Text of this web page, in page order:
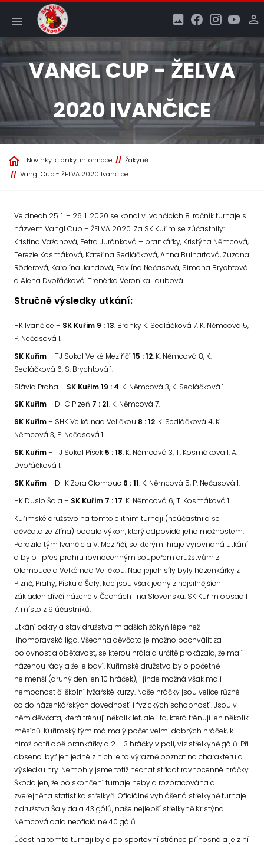
VANGL CUP - ŽELVA
2020 IVANČICE
Novinky, články, informace
Žákyně
Vangl Cup - ŽELVA 2020 Ivančice
Ve dnech 25. 1. – 26. 1. 2020 se konal v Ivančicích 8. ročník turnaje s
názvem Vangl Cup – ŽELVA 2020. Za SK Kuřim se zúčastnily:
Kristina Važanová, Petra Juránková – brankářky, Kristýna Němcová,
Terezie Kosmáková, Kateřina Sedláčková, Anna Bulhartová, Zuzana
Röderová, Karolína Jandová, Pavlína Nečasová, Simona Brychtová
a Alena Dvořáčková. Trenérka Veronika Laubová.
Stručně výsledky utkání:
HK Ivančice – SK Kuřim 9 : 13. Branky K. Sedláčková 7, K. Němcová 5,
P. Nečasová 1.
SK Kuřim– TJ Sokol Velké Meziříčí15 : 12. K. Němcová 8, K.
Sedláčková 6, S. Brychtová 1.
Slávia Praha – SK Kuřim 19 : 4. K. Němcová 3, K. Sedláčková 1.
SK Kuřim– DHC Plzeň 7 : 21. K. Němcová 7.
SK Kuřim– SHK Velká nad Veličkou 8 : 12. K. Sedláčková 4, K.
Němcová 3, P. Nečasová 1.
SK Kuřim– TJ Sokol Písek 5 : 18. K. Němcová 3, T. Kosmáková 1, A.
Dvořáčková 1.
SK Kuřim– DHK Zora Olomouc 6 : 11. K. Němcová 5, P. Nečasová 1.
HK Duslo Šala – SK Kuřim 7 : 17. K. Němcová 6, T. Kosmáková 1.
Kuřimské družstvo na tomto elitním turnaji (neúčastnila se
děvčata ze Zlína) podalo výkon, který odpovídá jeho možnostem.
Porazilo tým Ivančic a V. Meziříčí, se kterými hraje vyrovnaná utkání
a bylo i přes prohru rovnocenným soupeřem družstvům z
Olomouce a Velké nad Veličkou. Nad jejich síly byly házenkářky z
Plzně, Prahy, Písku a Šaly, kde jsou však jedny z nejsilnějších
základen dívčí házené v Čechách i na Slovensku. SK Kuřim obsadil
7. místo z 9 účastníků.
Utkání odkryla stav družstva mladších žákyň lépe než
jihomoravská liga. Všechna děvčata je možno pochválit za
bojovnost a obětavost, se kterou hrála a určitě prokázala, že mají
házenou rády a že je baví. Kuřimské družstvo bylo početně
nejmenší (druhý den jen 10 hráček), i jinde možná však mají
nemocnost či školní lyžařské kurzy. Naše hráčky jsou velice různé
co do házenkářských dovedností i fyzických schopností. Jsou v
něm děvčata, která trénují několik let, ale i ta, která trénují jen několik
měsíců. Kuřimský tým má malý počet velmi dobrých hráček, k
nimž patří obě brankářky a 2 – 3 hráčky v poli, viz střelkyně gólů. Při
absenci byť jen jedné z nich je to výrazně poznat na charakteru a
výsledku hry. Nemohly jsme totiž nechat střídat rovnocenné hráčky.
Škoda jen, že po skončení turnaje nebyla rozpracována a
zveřejněna statistika střelkyň. Oficiálně vyhlášená střelkyně turnaje
z družstva Šaly dala 43 gólů, naše nejlepší střelkyně Kristýna
Němcová dala neoficiálně 40 gólů.
Účast na tomto turnaji byla po sportovní stránce přínosná a je z ní